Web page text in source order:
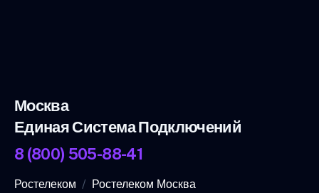
Москва
Единая Система Подключений
8 (800) 505-88-41
Ростелеком
Ростелеком Москва